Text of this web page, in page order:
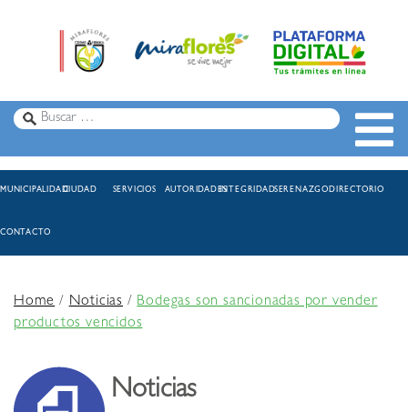
MUNICIPALIDADCIUDAD SERVICIOS AUTORIDADESINTEGRIDADSERENAZGODIRECTORIO
CONTACTO
Home/Noticias /Bodegas son sancionadas por vender
productos vencidos
Noticias